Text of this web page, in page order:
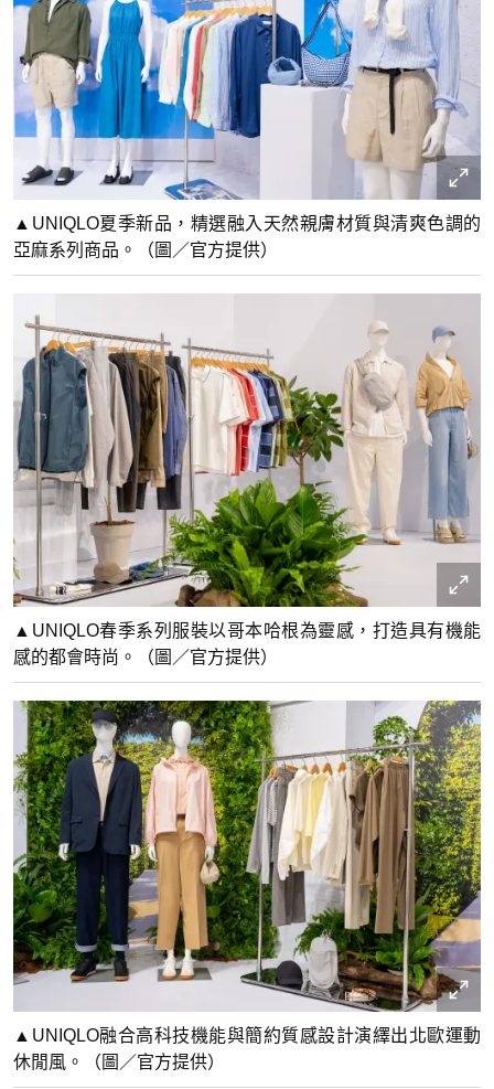
▲UNIQLO夏季新品，精選融入天然親膚材質與清爽色調的
亞麻系列商品。（圖／官方提供）
▲UNIQLO春季系列服裝以哥本哈根為靈感，打造具有機能
感的都會時尚。（圖／官方提供）
▲UNIQLO融合高科技機能與簡約質感設計演繹出北歐運動
休閒風。（圖／官方提供）